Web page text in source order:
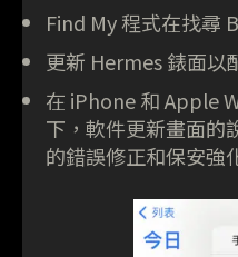
Find My 程式在找尋
更新 Hermes 錶面以
在 iPhone 和 Apple
下，軟件更新畫面的
的錯誤修正和保安強